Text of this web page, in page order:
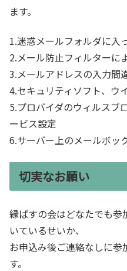
ます。
1.迷惑メールフォルダに入
2.メール防止フィルターに
3.メールアドレスの入力間
4.セキュリティソフト、ウ
5.プロバイダのウィルスブ
ービス設定
6.サーバー上のメールボッ
切実なお願い
縁ぱすの会はどなたでも
いているせいか、
お申込み後ご連絡なしに
す。